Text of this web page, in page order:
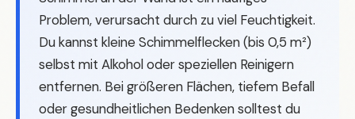
Problem, verursacht durch zu viel Feuchtigkeit.
Du kannst kleine Schimmelflecken (bis 0,5 m²)
selbst mit Alkohol oder speziellen Reinigern
entfernen. Bei größeren Flächen, tiefem Befall
oder gesundheitlichen Bedenken solltest du